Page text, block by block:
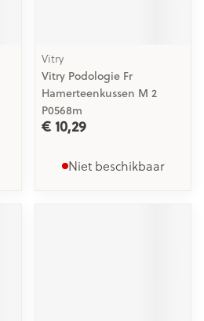
Vitry
Vitry Podologie Fr
Hamerteenkussen M 2
P0568m
€ 10,29
Niet beschikbaar